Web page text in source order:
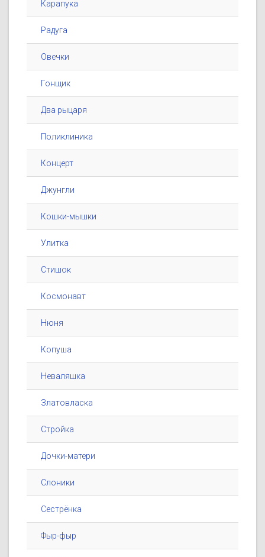
Карапука
Радуга
Овечки
Гонщик
Два рыцаря
Поликлиника
Концерт
Джунгли
Кошки-мышки
Улитка
Стишок
Космонавт
Нюня
Копуша
Неваляшка
Златовласка
Стройка
Дочки-матери
Слоники
Сестрёнка
Фыр-фыр